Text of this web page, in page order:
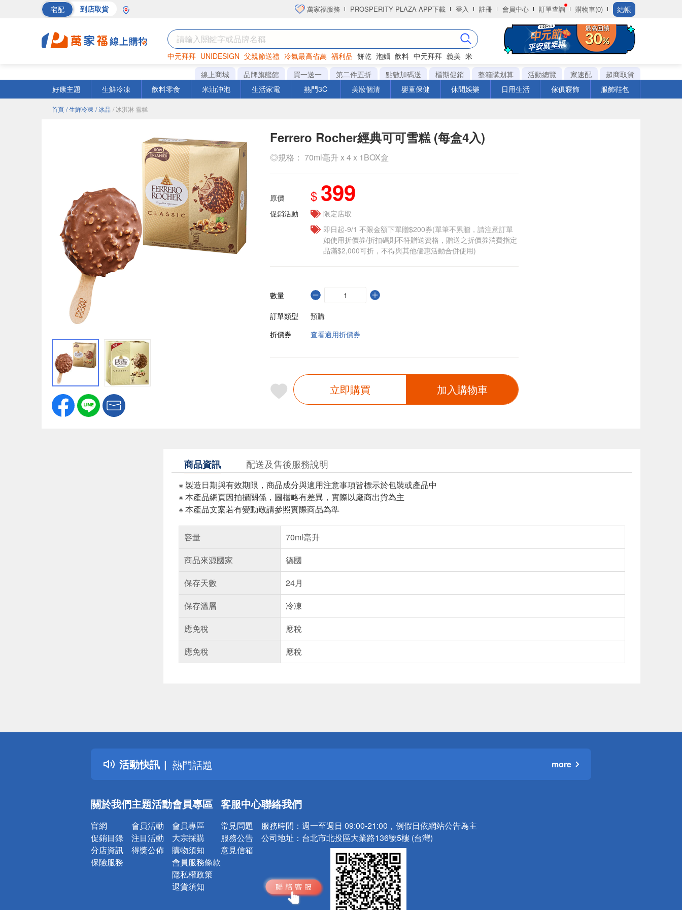
宅配 到店取貨 萬家福服務 PROSPERITY PLAZA APP下載 登入 註冊 會員中心 訂單查詢 購物車(0) 結帳
中元拜拜 UNIDESIGN 父親節送禮 冷氣最高省萬 福利品 餅乾 泡麵 飲料 中元拜拜 義美 米
巧克力 罐頭 衛生紙
線上商城 品牌旗艦館 買一送一 第二件五折 點數加碼送 檔期促銷 整箱購划算 活動總覽 家速配
超商取貨
好康主題
生鮮冷凍 飲料零食 米油沖泡 生活家電 熱門3C 美妝個清 嬰童保健 休閒娛樂 日用生活 傢俱寢飾 服飾鞋包
首頁 / 生鮮冷凍 / 冰品 / 冰淇淋 雪糕
Ferrero Rocher經典可可雪糕 (每盒4入)
◎規格： 70ml毫升 x 4 x 1BOX盒
原價 $ 399
促銷活動
限定店取
即日起-9/1 不限金額下單贈$200券(單筆不累贈，請注意訂單
如使用折價券/折扣碼則不符贈送資格，贈送之折價券消費指定
品滿$2,000可折，不得與其他優惠活動合併使用)
數量
訂單類型
預購
折價券
查看適用折價券
立即購買 加入購物車
商品資訊 配送及售後服務說明
※ 製造日期與有效期限，商品成分與適用注意事項皆標示於包裝或產品中
※ 本產品網頁因拍攝關係，圖檔略有差異，實際以廠商出貨為主
※ 本產品文案若有變動敬請參照實際商品為準
容量
70ml毫升
商品來源國家
德國
保存天數
24月
保存溫層
冷凍
應免稅
應稅
應免稅
應稅
活動快訊
詐騙網頁！請小心！
得獎公告
熱門話題
銀行優惠
詐騙網頁！請小心！
more
關於我們
官網
促銷目錄
分店資訊
保險服務
主題活動
會員活動
注目活動
得獎公佈
會員專區
會員專區
大宗採購
購物須知
會員服務條款
隱私權政策
退貨須知
客服中心
常見問題
服務公告
意見信箱
聯絡我們
服務時間： 週一至週日 09:00-21:00，例假日依網站公告為主
公司地址： 台北市北投區大業路136號5樓 (台灣)